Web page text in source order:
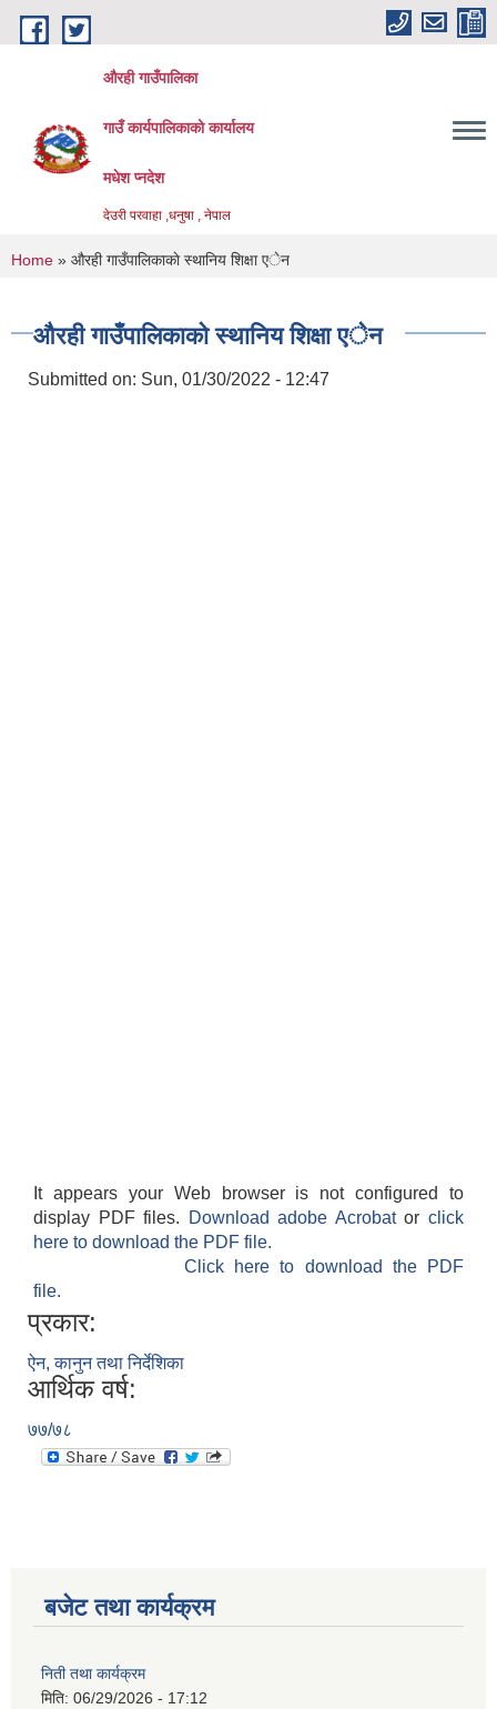
Skip to main content
औरही गाउँपालिका
गाउँ कार्यपालिकाको कार्यालय
मधेश प्नदेश
देउरी परवाहा ,धनुषा , नेपाल
You are here
Home » औरही गाउँपालिकाकाे स्थानिय शिक्षा एेन
औरही गाउँपालिकाकाे स्थानिय शिक्षा एेन
Submitted on: Sun, 01/30/2022 - 12:47
It appears your Web browser is not configured to
display PDF files.
Download adobe Acrobatorclick
here to download the PDF file.
Click here to download the PDF
file.
प्रकार:
ऐन, कानुन तथा निर्देशिका
आर्थिक वर्ष:
७७/७८
बजेट तथा कार्यक्रम
निती तथा कार्यक्रम
मिति: 06/29/2026 - 17:12